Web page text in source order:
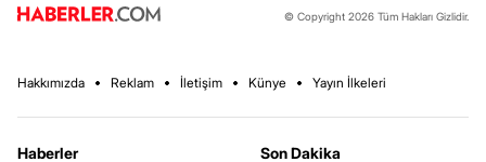
© Copyright 2026 Tüm Hakları Gizlidir.
Hakkımızda Reklam İletişim Künye Yayın İlkeleri
Haberler
Son Dakika